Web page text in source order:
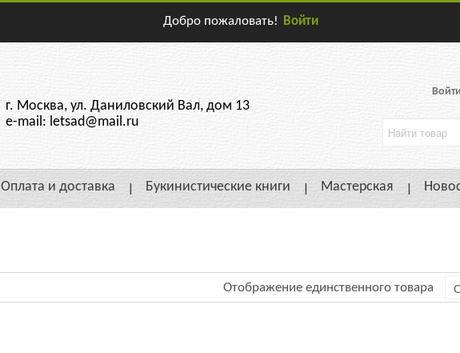
Добро пожаловать! Войти
г. Москва, ул. Даниловский Вал, дом 13
e-mail: letsad@mail.ru
Войти
Оплата и доставка Букинистические книги Мастерская
Отображение единственного товара